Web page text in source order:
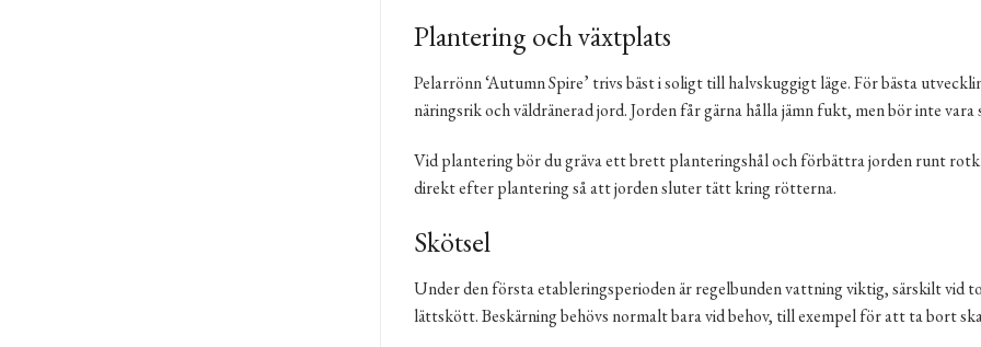
Plantering och växtplats
Pelarrönn ‘Autumn Spire’ trivs bäst i soligt till halvskuggigt läge. För bästa
näringsrik och väldränerad jord. Jorden får gärna hålla jämn fukt, men bör inte vara
Vid plantering bör du gräva ett brett planteringshål och förbättra jorden runt
direkt efter plantering så att jorden sluter tätt kring rötterna.
Skötsel
Under den första etableringsperioden är regelbunden vattning viktig, särskilt vid
lättskött. Beskärning behövs normalt bara vid behov, till exempel för att ta bort